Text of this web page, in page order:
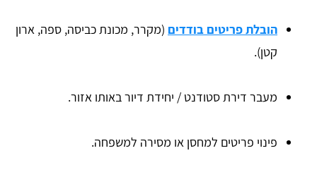
הובלת פריטים בודדים (מקרר, מכונת כביסה, ספה, ארון
קטן).
מעבר דירת סטודנט / יחידת דיור באותו אזור.
פינוי פריטים למחסן או מסירה למשפחה.